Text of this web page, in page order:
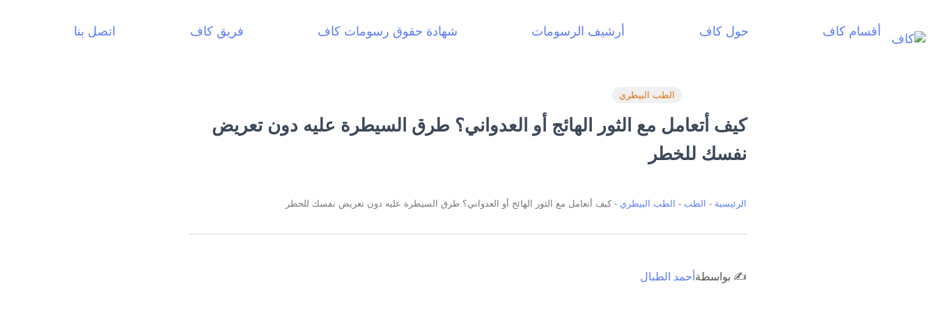
أقسام كاف حول كاف أرشيف الرسومات شهادة حقوق رسومات كاف فريق كاف اتصل بنا
الطب البيطري
كيف أتعامل مع الثور الهائج أو العدواني؟ طرق السيطرة عليه دون تعريض
نفسك للخطر
الرئيسية - الطب - الطب البيطري - كيف أتعامل مع الثور الهائج أو العدواني؟ طرق السيطرة عليه دون تعريض نفسك للخطر
✍️ بواسطة أحمد الطبال